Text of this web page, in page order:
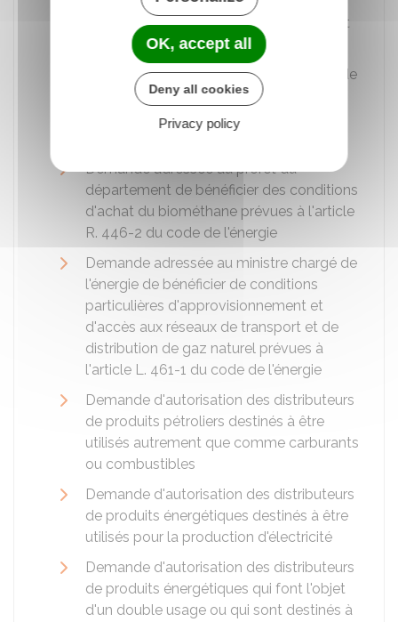
administrative d'exercer l'activité d'achat
d'électricité pour revente
Demande adressée au ministre chargé de
l'énergie de délivrance de l'autorisation
administrative d'exercer l'activité de
Demande adressée au préfet du
département de bénéficier des conditions
d'achat du biométhane prévues à l'article
R. 446-2 du code de l'énergie
Demande adressée au ministre chargé de
l'énergie de bénéficier de conditions
particulières d'approvisionnement et
d'accès aux réseaux de transport et de
distribution de gaz naturel prévues à
l'article L. 461-1 du code de l'énergie
Demande d'autorisation des distributeurs
de produits pétroliers destinés à être
utilisés autrement que comme carburants
ou combustibles
Demande d'autorisation des distributeurs
de produits énergétiques destinés à être
utilisés pour la production d'électricité
Demande d'autorisation des distributeurs
de produits énergétiques qui font l'objet
d'un double usage ou qui sont destinés à
OK, accept all
Deny all cookies
Privacy policy